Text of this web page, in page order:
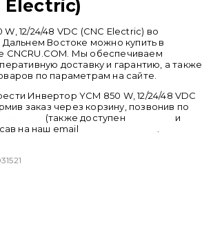
Electric)
12/24/48 VDC (CNC Electric) во
Дальнем Востоке можно купить в
CNCRU.COM. Мы обеспечиваем
доставку и гарантию, а также
по параметрам на сайте.
Инвертор YCM 850 W, 12/24/48 VDC
заказ через корзину, позвонив по
(также доступен
и
на наш email